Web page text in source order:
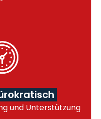
und Unterstützung